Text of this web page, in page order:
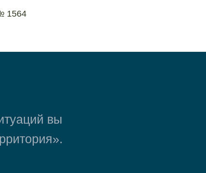
1564
вы